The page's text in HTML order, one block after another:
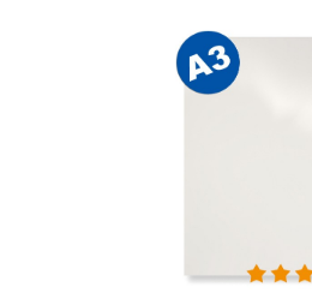
Bildergalerie überspringen